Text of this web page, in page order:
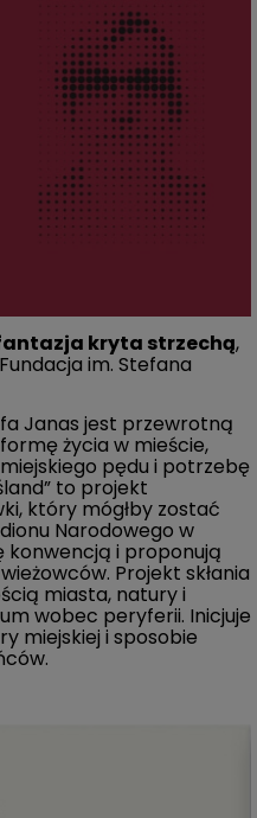
kryta strzechą,
im. Stefana
Janas jest przewrotną
życia w mieście,
pędu i potrzebę
to projekt
który mógłby zostać
Narodowego w
konwencją i proponują
Projekt skłania
miasta, natury i
wobec peryferii. Inicjuje
miejskiej i sposobie